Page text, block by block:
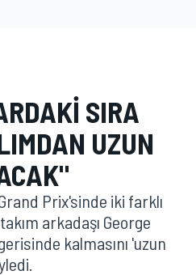
SIRA
UZUN
Prix'sinde iki farklı
arkadaşı George
kalmasını 'uzun